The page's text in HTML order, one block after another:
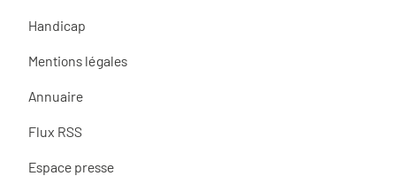
Handicap
Mentions légales
Annuaire
Flux RSS
Espace presse